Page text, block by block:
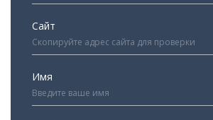
Сайт
Имя